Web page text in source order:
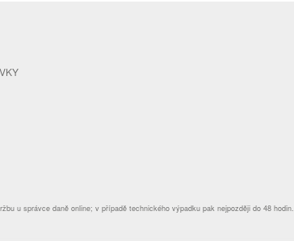
u správce daně online; v případě technického výpadku pak nejpozději do 48 hodin.